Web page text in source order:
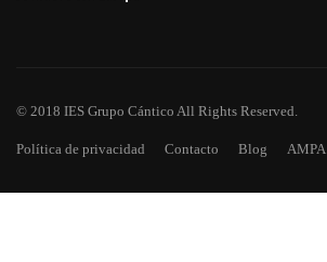
© 2018 IES Grupo Cántico All Rights Reserved.
Política de privacidad Contacto Blog AMPA